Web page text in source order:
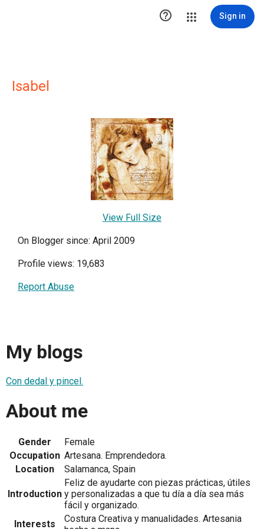
 Sign in
Isabel
View Full Size
On Blogger since: April 2009
Profile views: 19,683
Report Abuse
My blogs
Con dedal y pincel.
About me
Gender
Female
Occupation Artesana. Emprendedora.
Location
Salamanca, Spain
Introduction
Feliz de ayudarte con piezas prácticas, útiles
y personalizadas a que tu día a día sea más
fácil y organizado.
Interests
Costura Creativa y manualidades. Artesania